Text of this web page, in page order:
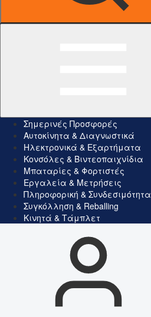
Σημερινές Προσφορές
Αυτοκίνητα & Διαγνωστικά
Ηλεκτρονικά & Εξαρτήματα
Κονσόλες & Βιντεοπαιχνίδια
Μπαταρίες & Φορτιστές
Εργαλεία & Μετρήσεις
Πληροφορική & Συνδεσιμότητα
Συγκόλληση & Reballing
Κινητά & Τάμπλετ